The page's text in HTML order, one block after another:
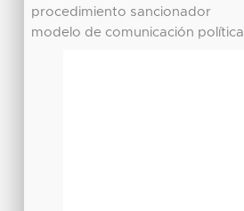
procedimiento sancionador
modelo de comunicación política